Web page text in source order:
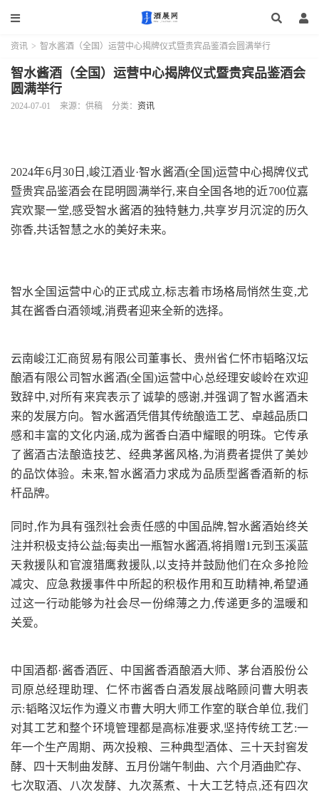
资讯 > 智水酱酒（全国）运营中心揭牌仪式暨贵宾品鉴酒会圆满举行
智水酱酒（全国）运营中心揭牌仪式暨贵宾品鉴酒会
圆满举行
2024-07-01 来源：供稿 分类： 资讯
2024年6月30日,峻江酒业·智水酱酒(全国)运营中心揭牌仪式
暨贵宾品鉴酒会在昆明圆满举行,来自全国各地的近700位嘉
宾欢聚一堂,感受智水酱酒的独特魅力,共享岁月沉淀的历久
弥香,共话智慧之水的美好未来。
智水全国运营中心的正式成立,标志着市场格局悄然生变,尤
其在酱香白酒领域,消费者迎来全新的选择。
云南峻江汇商贸易有限公司董事长、贵州省仁怀市韬略汉坛
酿酒有限公司智水酱酒(全国)运营中心总经理安峻岭在欢迎
致辞中,对所有来宾表示了诚挚的感谢,并强调了智水酱酒未
来的发展方向。智水酱酒凭借其传统酿造工艺、卓越品质口
感和丰富的文化内涵,成为酱香白酒中耀眼的明珠。它传承
了酱酒古法酿造技艺、经典茅酱风格,为消费者提供了美妙
的品饮体验。未来,智水酱酒力求成为品质型酱香酒新的标
杆品牌。
同时,作为具有强烈社会责任感的中国品牌,智水酱酒始终关
注并积极支持公益;每卖出一瓶智水酱酒,将捐赠1元到玉溪蓝
天救援队和官渡猎鹰救援队,以支持并鼓励他们在众多抢险
减灾、应急救援事件中所起的积极作用和互助精神,希望通
过这一行动能够为社会尽一份绵薄之力,传递更多的温暖和
关爱。
中国酒都·酱香酒匠、中国酱香酒酿酒大师、茅台酒股份公
司原总经理助理、仁怀市酱香白酒发展战略顾问曹大明表
示:韬略汉坛作为遵义市曹大明大师工作室的联合单位,我们
对其工艺和整个环境管理都是高标准要求,坚持传统工艺:一
年一个生产周期、两次投粮、三种典型酒体、三十天封窖发
酵、四十天制曲发酵、五月份端午制曲、六个月酒曲贮存、
七次取酒、八次发酵、九次蒸煮、十大工艺特点,还有四次